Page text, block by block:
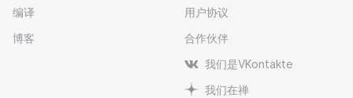
编译
博客
用户协议
合作伙伴
我们是VKontakte
我们在禅